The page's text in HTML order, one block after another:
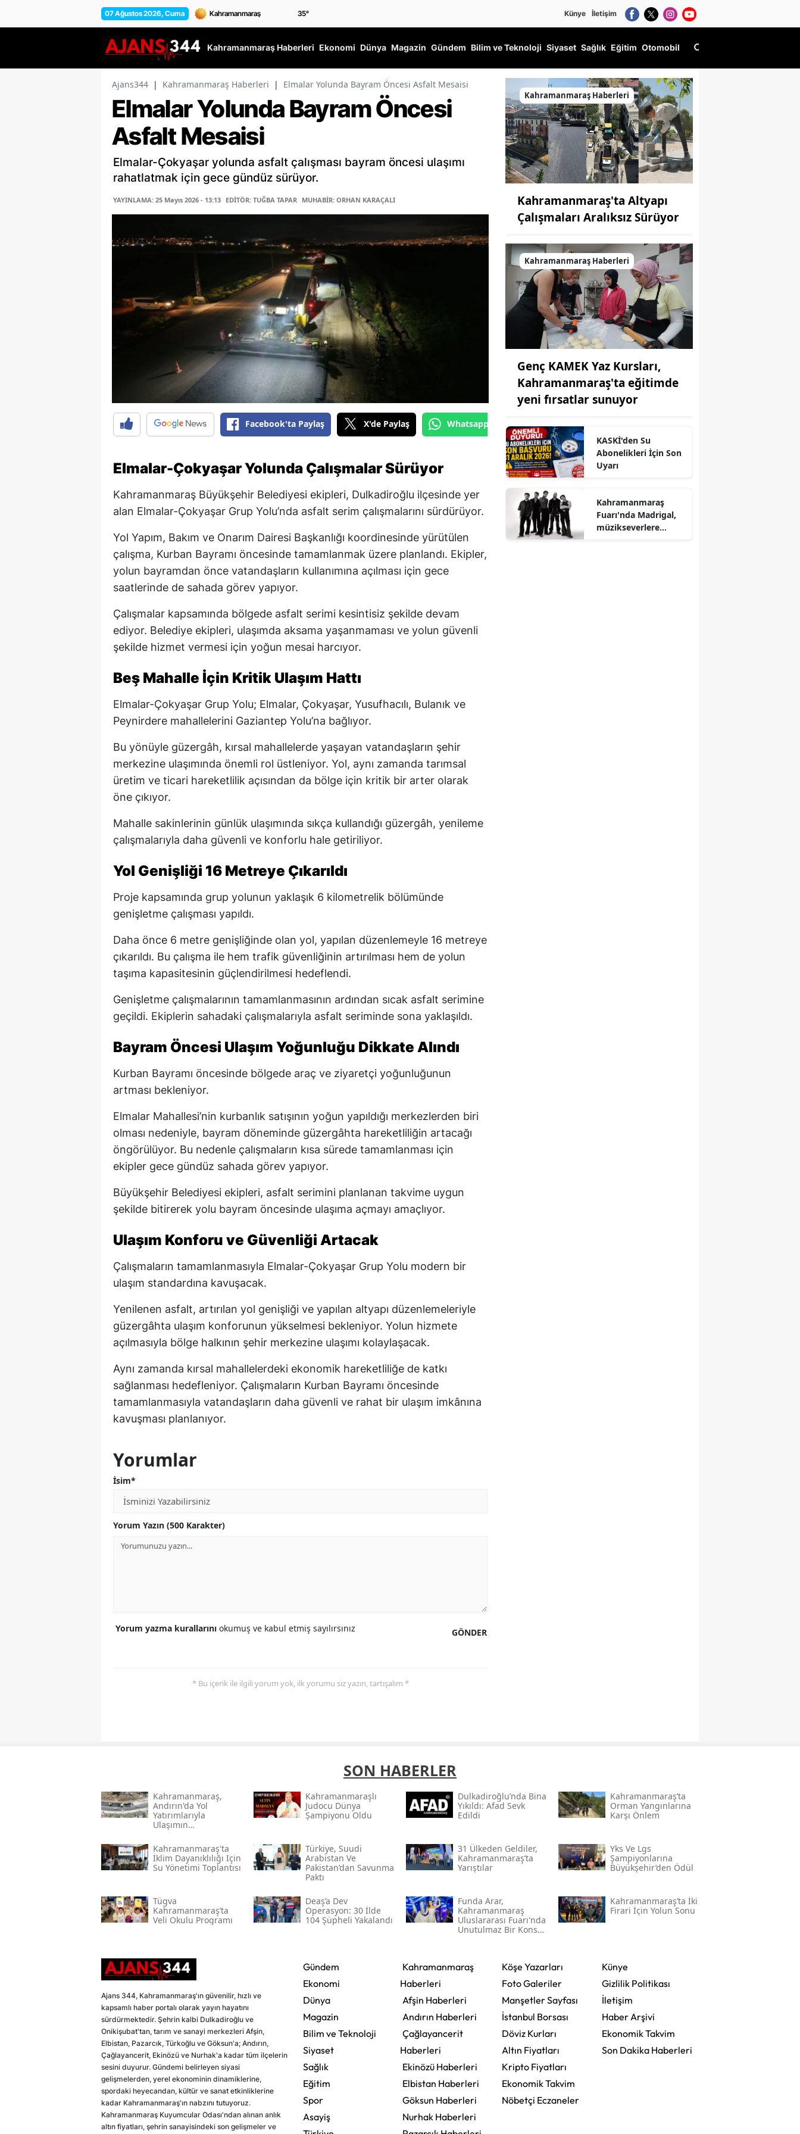
07 Ağustos 2026, Cuma 35° Künye İletişim
Kahramanmaraş Haberleri Ekonomi Dünya Magazin Gündem Bilim ve Teknoloji Siyaset Sağlık Eğitim Otomobil
Ajans344 | Kahramanmaraş Haberleri | Elmalar Yolunda Bayram Öncesi Asfalt Mesaisi
Elmalar Yolunda Bayram Öncesi
Asfalt Mesaisi
Elmalar-Çokyaşar yolunda asfalt çalışması bayram öncesi ulaşımı
rahatlatmak için gece gündüz sürüyor.
YAYINLAMA: 25 Mayıs 2026 - 13:13 EDİTÖR: TUĞBA TAPAR MUHABİR: ORHAN KARAÇALI
Facebook'ta Paylaş X'de Paylaş Whatsapp'tan Gönder
Elmalar-Çokyaşar Yolunda Çalışmalar Sürüyor
Kahramanmaraş Büyükşehir Belediyesi ekipleri, Dulkadiroğlu ilçesinde yer
alan Elmalar-Çokyaşar Grup Yolu’nda asfalt serim çalışmalarını sürdürüyor.
Yol Yapım, Bakım ve Onarım Dairesi Başkanlığı koordinesinde yürütülen
çalışma, Kurban Bayramı öncesinde tamamlanmak üzere planlandı. Ekipler,
yolun bayramdan önce vatandaşların kullanımına açılması için gece
saatlerinde de sahada görev yapıyor.
Çalışmalar kapsamında bölgede asfalt serimi kesintisiz şekilde devam
ediyor. Belediye ekipleri, ulaşımda aksama yaşanmaması ve yolun güvenli
şekilde hizmet vermesi için yoğun mesai harcıyor.
Beş Mahalle İçin Kritik Ulaşım Hattı
Elmalar-Çokyaşar Grup Yolu; Elmalar, Çokyaşar, Yusufhacılı, Bulanık ve
Peynirdere mahallelerini Gaziantep Yolu’na bağlıyor.
Bu yönüyle güzergâh, kırsal mahallelerde yaşayan vatandaşların şehir
merkezine ulaşımında önemli rol üstleniyor. Yol, aynı zamanda tarımsal
üretim ve ticari hareketlilik açısından da bölge için kritik bir arter olarak
öne çıkıyor.
Mahalle sakinlerinin günlük ulaşımında sıkça kullandığı güzergâh, yenileme
çalışmalarıyla daha güvenli ve konforlu hale getiriliyor.
Yol Genişliği 16 Metreye Çıkarıldı
Proje kapsamında grup yolunun yaklaşık 6 kilometrelik bölümünde
genişletme çalışması yapıldı.
Daha önce 6 metre genişliğinde olan yol, yapılan düzenlemeyle 16 metreye
çıkarıldı. Bu çalışma ile hem trafik güvenliğinin artırılması hem de yolun
taşıma kapasitesinin güçlendirilmesi hedeflendi.
Genişletme çalışmalarının tamamlanmasının ardından sıcak asfalt serimine
geçildi. Ekiplerin sahadaki çalışmalarıyla asfalt seriminde sona yaklaşıldı.
Bayram Öncesi Ulaşım Yoğunluğu Dikkate Alındı
Kurban Bayramı öncesinde bölgede araç ve ziyaretçi yoğunluğunun
artması bekleniyor.
Elmalar Mahallesi’nin kurbanlık satışının yoğun yapıldığı merkezlerden biri
olması nedeniyle, bayram döneminde güzergâhta hareketliliğin artacağı
öngörülüyor. Bu nedenle çalışmaların kısa sürede tamamlanması için
ekipler gece gündüz sahada görev yapıyor.
Büyükşehir Belediyesi ekipleri, asfalt serimini planlanan takvime uygun
şekilde bitirerek yolu bayram öncesinde ulaşıma açmayı amaçlıyor.
Ulaşım Konforu ve Güvenliği Artacak
Çalışmaların tamamlanmasıyla Elmalar-Çokyaşar Grup Yolu modern bir
ulaşım standardına kavuşacak.
Yenilenen asfalt, artırılan yol genişliği ve yapılan altyapı düzenlemeleriyle
güzergâhta ulaşım konforunun yükselmesi bekleniyor. Yolun hizmete
açılmasıyla bölge halkının şehir merkezine ulaşımı kolaylaşacak.
Aynı zamanda kırsal mahallelerdeki ekonomik hareketliliğe de katkı
sağlanması hedefleniyor. Çalışmaların Kurban Bayramı öncesinde
tamamlanmasıyla vatandaşların daha güvenli ve rahat bir ulaşım imkânına
kavuşması planlanıyor.
Yorumlar
İsim*
Yorum Yazın (500 Karakter)
GÖNDER
Yorum yazma kurallarını okumuş ve kabul etmiş sayılırsınız
* Bu içerik ile ilgili yorum yok, ilk yorumu siz yazın, tartışalım *
Kahramanmaraş Haberleri
Kahramanmaraş'ta Altyapı
Çalışmaları Aralıksız Sürüyor
Kahramanmaraş Haberleri
Genç KAMEK Yaz Kursları,
Kahramanmaraş'ta eğitimde
yeni fırsatlar sunuyor
KASKİ'den Su
Abonelikleri İçin Son
Uyarı
Kahramanmaraş
Fuarı'nda Madrigal,
müzikseverlere
SON HABERLER
Kahramanmaraş,
Andırın'da Yol
Yatırımlarıyla
Ulaşımın
Yükseltiyor
Kahramanmaraşlı
Judocu Dünya
Şampiyonu Oldu
Dulkadiroğlu’nda Bina
Yıkıldı: Afad Sevk
Edildi
Kahramanmaraş’ta
Orman Yangınlarına
Karşı Önlem
Kahramanmaraş'ta
İklim Dayanıklılığı Için
Su Yönetimi Toplantısı
Türkiye, Suudi
Arabistan Ve
Pakistan’dan Savunma
Paktı
31 Ülkeden Geldiler,
Kahramanmaraş’ta
Yarıştılar
Yks Ve Lgs
Şampiyonlarına
Büyükşehir’den Ödül
Tügva
Kahramanmaraş’ta
Veli Okulu Programı
Deaş’a Dev
Operasyon: 30 İlde
104 Şüpheli Yakalandı
Funda Arar,
Kahramanmaraş
Uluslararası Fuarı'nda
Unutulmaz Bir Konser
Kahramanmaraş’ta İki
Firari İçin Yolun Sonu
Ajans 344, Kahramanmaraş'ın güvenilir, hızlı ve
kapsamlı haber portalı olarak yayın hayatını
sürdürmektedir. Şehrin kalbi Dulkadiroğlu ve
Onikişubat'tan, tarım ve sanayi merkezleri Afşin,
Elbistan, Pazarcık, Türkoğlu ve Göksun'a; Andırın,
Çağlayancerit, Ekinözü ve Nurhak'a kadar tüm ilçelerin
sesini duyurur. Gündemi belirleyen siyasi
gelişmelerden, yerel ekonominin dinamiklerine,
spordaki heyecandan, kültür ve sanat etkinliklerine
kadar Kahramanmaraş'ın nabzını tutuyoruz.
Kahramanmaraş Kuyumcular Odası'ndan alınan anlık
altın fiyatları, şehrin sanayisindeki son gelişmeler ve
Gündem
Ekonomi
Dünya
Magazin
Bilim ve Teknoloji
Siyaset
Sağlık
Eğitim
Spor
Asayiş
Kahramanmaraş
Haberleri
Afşin Haberleri
Andırın Haberleri
Çağlayancerit
Haberleri
Ekinözü Haberleri
Elbistan Haberleri
Göksun Haberleri
Nurhak Haberleri
Köşe Yazarları
Foto Galeriler
Manşetler Sayfası
İstanbul Borsası
Döviz Kurları
Altın Fiyatları
Kripto Fiyatları
Ekonomik Takvim
Nöbetçi Eczaneler
Künye
Gizlilik Politikası
İletişim
Haber Arşivi
Ekonomik Takvim
Son Dakika Haberleri